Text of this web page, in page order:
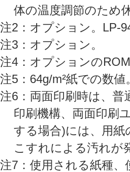
体の温度調節のため
注2：オプション。LP-
注3：オプション。
注4：オプションの
注5：64g/m²紙での数値
注6：両面印刷時は、普
印刷機構、両面印刷
する場合)には、用紙
こすれによる汚れが
注7：使用される紙種